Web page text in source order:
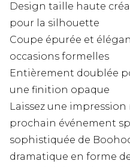
Design taille haute
pour la silhouette
Coupe épurée et
occasions formelles
Entièrement doublée
une finition opaque
Laissez une
prochain événement
sophistiquée de
dramatique en forme